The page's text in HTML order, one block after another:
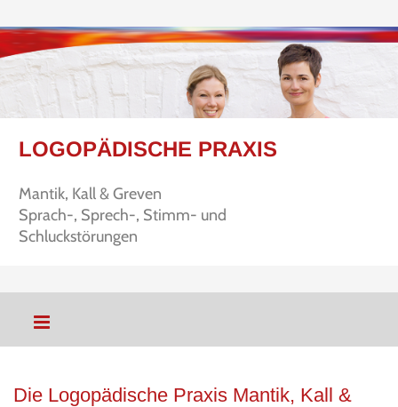
LOGOPÄDISCHE PRAXIS
Mantik, Kall & Greven
Sprach-, Sprech-, Stimm- und
Schluckstörungen
Die Logopädische Praxis Mantik, Kall &